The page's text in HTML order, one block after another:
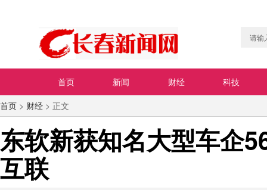
首页 新闻 财经
科技
首页 > 财经 > 正文
东软新获知名大型车企
互联